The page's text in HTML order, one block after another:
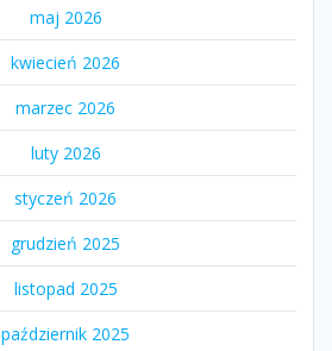
maj 2026
kwiecień 2026
marzec 2026
luty 2026
styczeń 2026
grudzień 2025
listopad 2025
październik 2025